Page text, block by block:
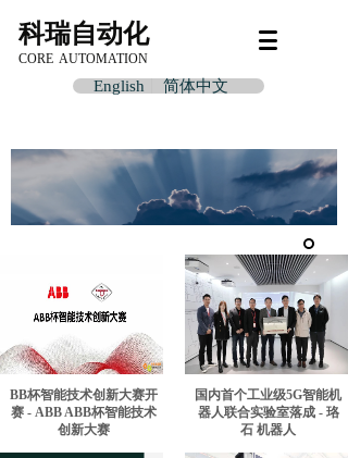
English 简体中文
科瑞自动化
CORE AUTOMATION
BB杯智能技术创新大赛开
赛 - ABB ABB杯智能技术
创新大赛
国内首个工业级5G智能机
器人联合实验室落成 - 珞
石 机器人